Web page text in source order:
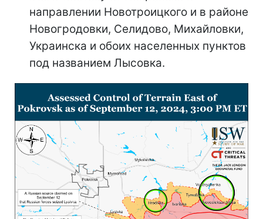
направлении Новотроицкого и в районе
Новогродовки, Селидово, Михайловки,
Украинска и обоих населенных пунктов
под названием Лысовка.